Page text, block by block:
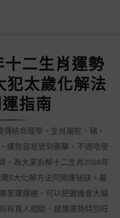
二生肖運勢
犯太歲化解法
指南
統命理學，生肖屬蛇、豬、
運勢容易受到衝擊。不過唔使
，為大家拆解十二生肖2026年
5大化解方法同開運祕訣。屬
業運爆棚，可以把握機會大展
有貴人相助，感情運勢特別旺